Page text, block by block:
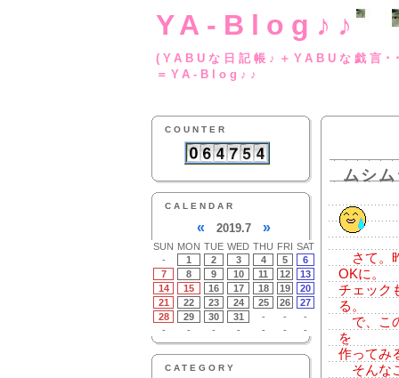
YA-Blog♪♪
(YABUな日記帳♪
＝YA-Blog♪♪
COUNTER
CALENDAR
« 2019.7 »
SUN MON TUE WED THU FRI SAT
-
1 2 3 4 5
6
7
8 9 10 11 12
13
14
15 16 17 18 19
20
21
22 23 24 25 26
27
28
29 30 31 - -
-
-
- - - - - -
CATEGORY
ムシ
さて。
OKに。
チェック
る。
で、こ
を
作ってみ
そんな